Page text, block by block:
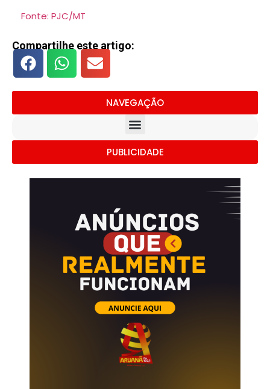
Fonte: PJC/MT
Compartilhe este artigo:
NAVEGAÇÃO
PUBLICIDADE